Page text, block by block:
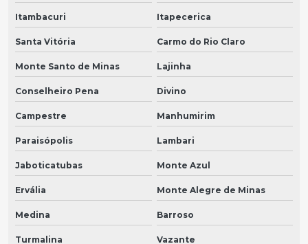
Itambacuri Itapecerica
Santa Vitória Carmo do Rio Claro
Monte Santo de Minas Lajinha
Conselheiro Pena Divino
Campestre Manhumirim
Paraisópolis Lambari
Jaboticatubas Monte Azul
Ervália Monte Alegre de Minas
Medina Barroso
Turmalina Vazante